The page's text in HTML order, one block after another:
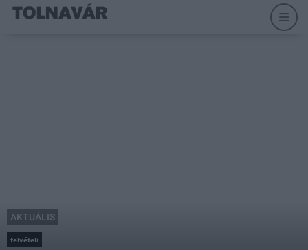
AKTUÁLIS
felvételi